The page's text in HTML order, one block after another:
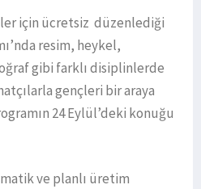
için ücretsiz düzenlediği
resim, heykel,
gibi farklı disiplinlerde
gençleri bir araya
24 Eylül’deki konuğu
ve planlı üretim